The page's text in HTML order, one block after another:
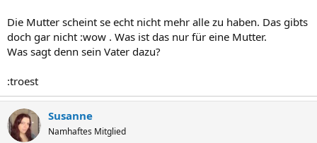
Die Mutter scheint se echt nicht mehr alle zu haben. Das gibts
doch gar nicht :wow . Was ist das nur für eine Mutter.
Was sagt denn sein Vater dazu?
:troest
Susanne
Namhaftes Mitglied